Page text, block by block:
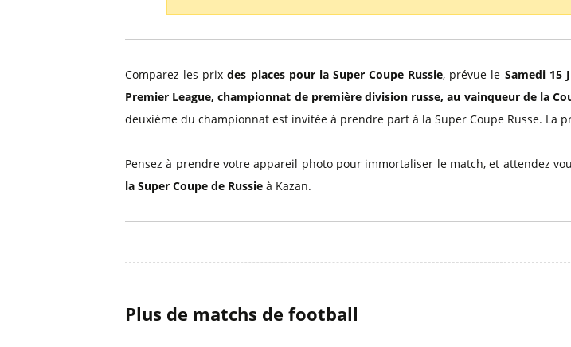
Billets Saudi Pro League
Comparez les prixdes places pour la Super Coupe Russie, prévue le Samedi 15
Premier League, championnat de première division russe, au vainqueur de la
deuxième du championnat est invitée à prendre part à la Super Coupe Russe. La
Pensez à prendre votre appareil photo pour immortaliser le match, et attendez
la Super Coupe de Russie à Kazan.
Plus de matchs de football